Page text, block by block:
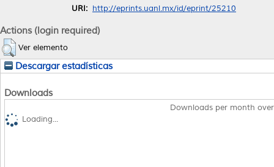
URI: http://eprints.uanl.mx/id/eprint/25210
Actions (login required)
Ver elemento
Descargar estadísticas
Downloads
Downloads per month
Loading...